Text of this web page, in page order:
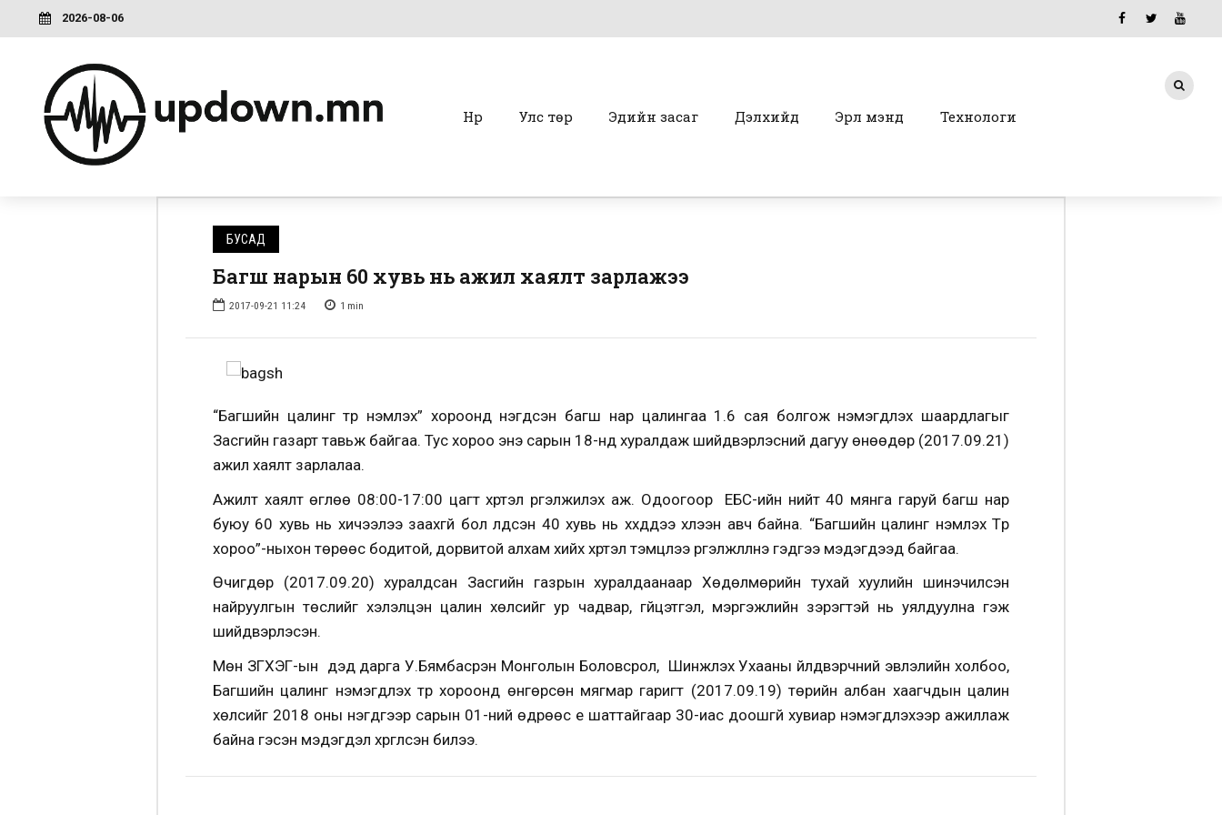
2026-08-06
Нүүр Улс төр Эдийн засаг Дэлхийд Эрүүл мэнд Технологи
БУСАД
Багш нарын 60 хувь нь ажил хаялт зарлажээ
2017-09-21 11:24 1 min
“Багшийн цалинг түр нэмүүлэх” хороонд нэгдсэн багш нар цалингаа 1.6 сая болгож нэмэгдүүлэх шаардлагыг
Засгийн газарт тавьж байгаа. Тус хороо энэ сарын 18-нд хуралдаж шийдвэрлэсний дагуу өнөөдөр (2017.09.21)
ажил хаялт зарлалаа.
Ажилт хаялт өглөө 08:00-17:00 цагт хүртэл үргэлжилэх аж. Одоогоор ЕБС-ийн нийт 40 мянга гаруй багш нар
буюу 60 хувь нь хичээлээ заахгүй бол үлдсэн 40 хувь нь хүүхдүүдээ хүлээн авч байна. “Багшийн цалинг нэмүүлэх Түр
хороо”-ныхон төрөөс бодитой, дорвитой алхам хийх хүртэл тэмцлээ үргэлжлүүлнэ гэдгээ мэдэгдээд байгаа.
Өчигдөр (2017.09.20) хуралдсан Засгийн газрын хуралдаанаар Хөдөлмөрийн тухай хуулийн шинэчилсэн
найруулгын төслийг хэлэлцэн цалин хөлсийг ур чадвар, гүйцэтгэл, мэргэжлийн зэрэгтэй нь уялдуулна гэж
шийдвэрлэсэн.
Мөн ЗГХЭГ-ын дэд дарга У.Бямбасүрэн Монголын Боловсрол, Шинжлэх Ухааны үйлдвэрчний эвлэлийн холбоо,
Багшийн цалинг нэмэгдүүлэх түр хороонд өнгөрсөн мягмар гаригт (2017.09.19) төрийн албан хаагчдын цалин
хөлсийг 2018 оны нэгдүгээр сарын 01-ний өдрөөс үе шаттайгаар 30-иас доошгүй хувиар нэмэгдүүлэхээр ажиллаж
байна гэсэн мэдэгдэл хүргүүлсэн билээ.